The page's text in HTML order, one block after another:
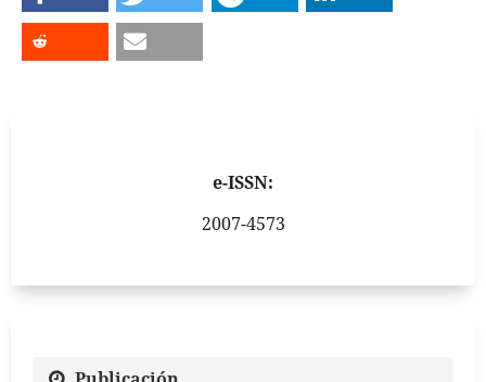
e-ISSN:
2007-4573